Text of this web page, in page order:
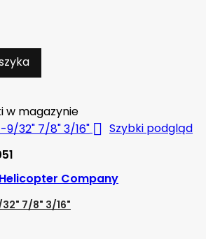
w magazynie
 Szybki podgląd
Company
32" 7/8" 3/16"